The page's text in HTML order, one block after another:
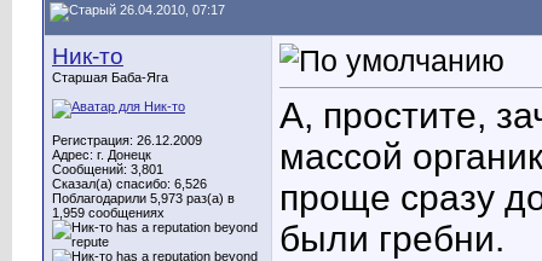
26.04.2010, 07:17
Ник-то
Старшая Баба-Яга
Регистрация: 26.12.2009
Адрес: г. Донецк
Сообщений: 3,801
Сказал(а) спасибо: 6,526
Поблагодарили 5,973 раз(а) в
1,959 сообщениях
А, простите,
массой
проще сразу
были гребни.